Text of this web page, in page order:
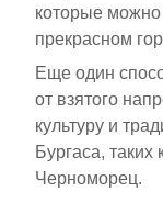
которые можно
прекрасном
Еще один
от взятого
культуру и
Бургаса,
Черноморец.